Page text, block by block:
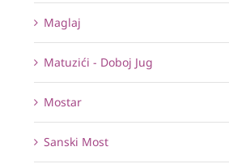
Maglaj
Matuzići - Doboj Jug
Mostar
Sanski Most